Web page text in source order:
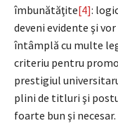
îmbunătăţite[4]:
deveni evidente şi
întâmplă cu multe
criteriu pentru
prestigiul
plini de titluri şi
foarte bun şi necesar.